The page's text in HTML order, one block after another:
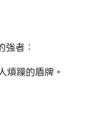
者：
煩躁的盾牌。